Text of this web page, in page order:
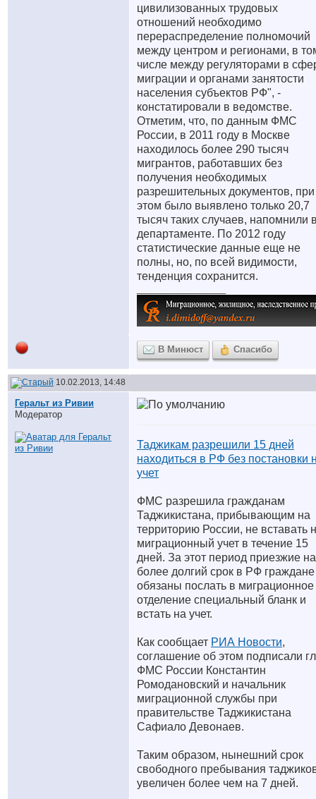
цивилизованных трудовых
отношений необходимо
перераспределение полномочий
между центром и регионами, в
числе между регуляторами в
миграции и органами занятости
населения субъектов РФ", -
констатировали в ведомстве.
Отметим, что, по данным ФМС
России, в 2011 году в Москве
находилось более 290 тысяч
мигрантов, работавших без
получения необходимых
разрешительных документов, при
этом было выявлено только 20,7
тысяч таких случаев, напомнили
департаменте. По 2012 году
статистические данные еще не
полны, но, по всей видимости,
тенденция сохранится.
В Минюст Спасибо
10.02.2013, 14:48
Геральт из Ривии
Модератор
Таджикам разрешили 15 дней
находиться в РФ без постановки
учет
ФМС разрешила гражданам
Таджикистана, прибывающим на
территорию России, не вставать
миграционный учет в течение 15
дней. За этот период приезжие на
более долгий срок в РФ граждане
обязаны послать в миграционное
отделение специальный бланк и
встать на учет.
Как сообщает РИА Новости,
соглашение об этом подписали
ФМС России Константин
Ромодановский и начальник
миграционной службы при
правительстве Таджикистана
Сафиало Девонаев.
Таким образом, нынешний срок
свободного пребывания
увеличен более чем на 7 дней.